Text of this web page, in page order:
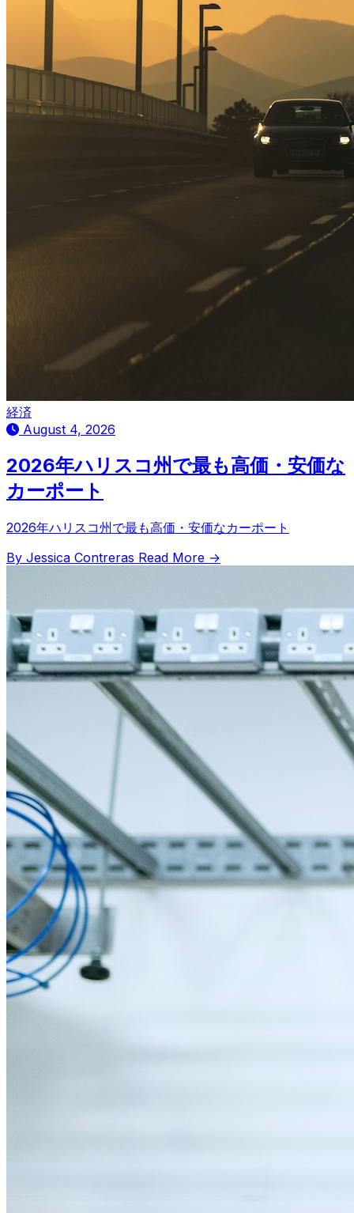
経済
August 4, 2026
2026年ハリスコ州で最も高価・安価な
カーポート
2026年ハリスコ州で最も高価・安価なカーポート
By Jessica Contreras Read More →